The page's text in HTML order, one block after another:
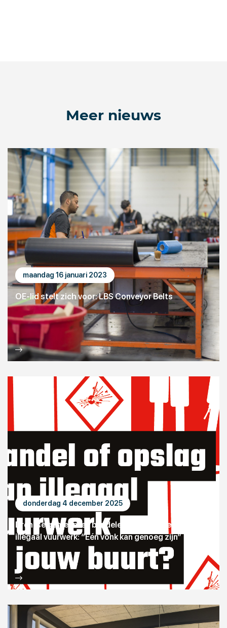
Meer nieuws
maandag 16 januari 2023
OE-lid stelt zich voor: LBS Conveyor Belts
donderdag 4 december 2025
Drentse gemeenten bundelen krachten tegen
illegaal vuurwerk: “Eén vonk kan genoeg zijn”